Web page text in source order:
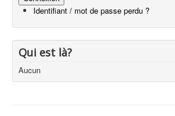
Identifiant / mot de passe perdu ?
Qui est là?
Aucun